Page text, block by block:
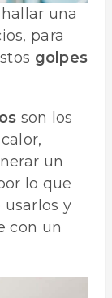
una
para
golpes
son los
un
lo que
y
con un